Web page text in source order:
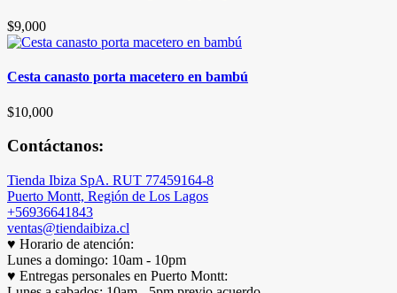
$9,000
Cesta canasto porta macetero en bambú
$10,000
Contáctanos:
Tienda Ibiza SpA. RUT 77459164-8
Puerto Montt, Región de Los Lagos
+56936641843
ventas@tiendaibiza.cl
♥ Horario de atención:
Lunes a domingo: 10am - 10pm
♥ Entregas personales en Puerto Montt: